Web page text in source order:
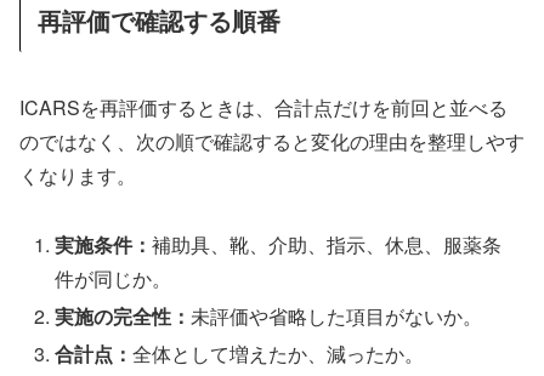
再評価で確認する順番
ICARSを再評価するときは、合計点だけを前回と並べる
のではなく、次の順で確認すると変化の理由を整理しやす
くなります。
実施条件：補助具、靴、介助、指示、休息、服薬条
件が同じか。
実施の完全性：未評価や省略した項目がないか。
合計点：全体として増えたか、減ったか。